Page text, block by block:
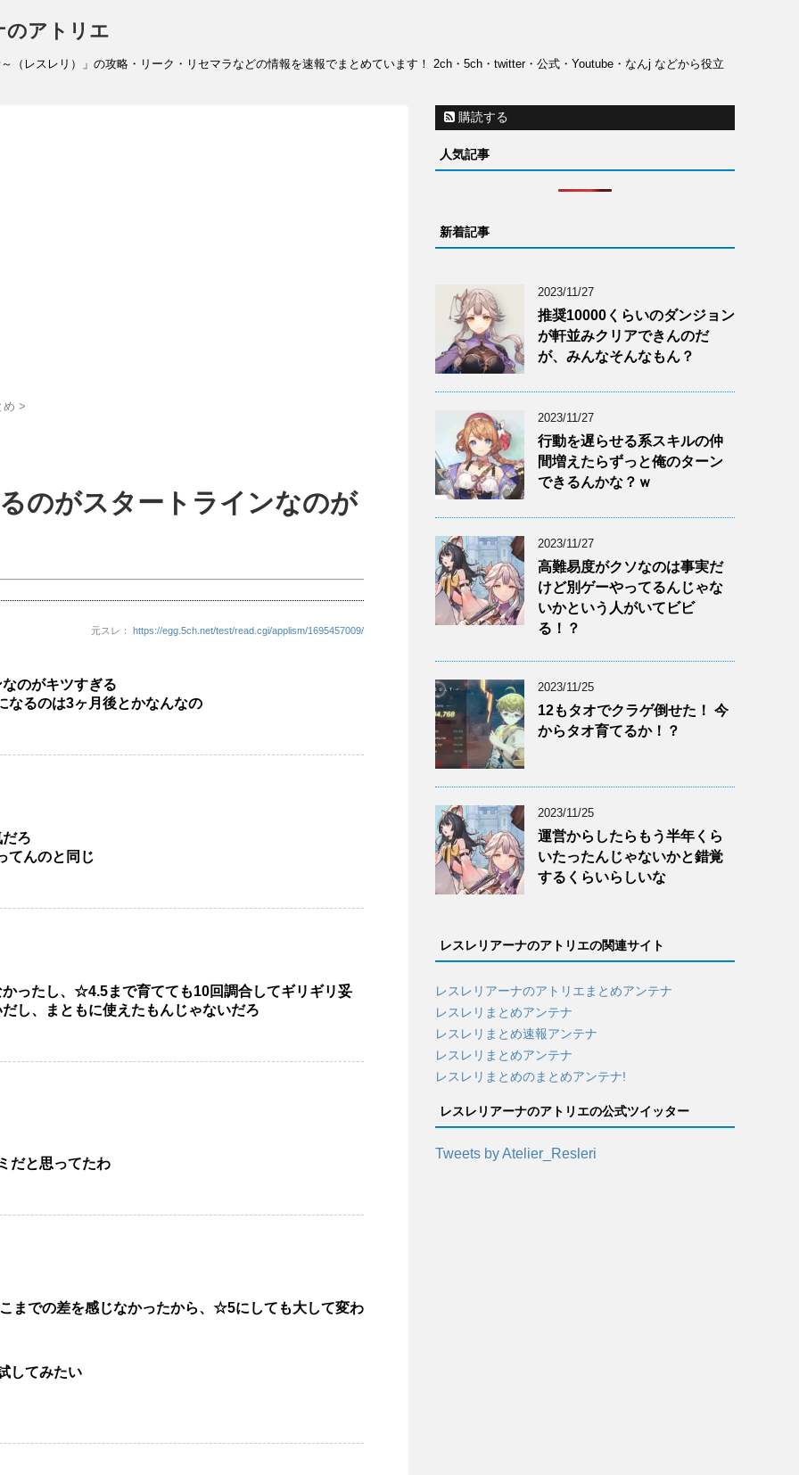
のアトリエ
（レスレリ）」の攻略・リーク・リセマラなどの情報を速報でまとめています！ 2ch・5ch・twitter・公式・Youtube・なんj などから役立
め >
のがスタートラインなのが
元スレ： https://egg.5ch.net/test/read.cgi/applism/1695457009/
のがキツすぎる
なるのは3ヶ月後とかなんなの
ろ
てんのと同じ
ったし、☆4.5まで育てても10回調合してギリギリ妥
し、まともに使えたもんじゃないだろ
だと思ってたわ
までの差を感じなかったから、☆5にしても大して変わ
してみたい
購読する
人気記事
新着記事
2023/11/27
推奨10000くらいのダンジョン
が軒並みクリアできんのだ
が、みんなそんなもん？
2023/11/27
行動を遅らせる系スキルの仲
間増えたらずっと俺のターン
できるんかな？ｗ
2023/11/27
高難易度がクソなのは事実だ
けど別ゲーやってるんじゃな
いかという人がいてビビ
る！？
2023/11/25
12もタオでクラゲ倒せた！ 今
からタオ育てるか！？
2023/11/25
運営からしたらもう半年くら
いたったんじゃないかと錯覚
するくらいらしいな
レスレリアーナのアトリエの関連サイト
レスレリアーナのアトリエまとめアンテナ
レスレリまとめアンテナ
レスレリまとめ速報アンテナ
レスレリまとめアンテナ
レスレリまとめのまとめアンテナ!
レスレリアーナのアトリエの公式ツイッター
Tweets by Atelier_Resleri